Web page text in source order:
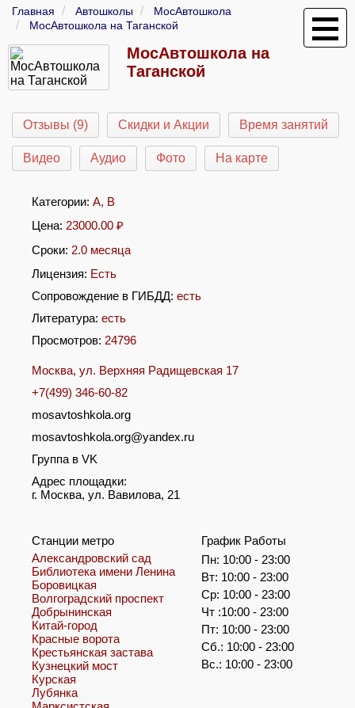
Главная Автошколы
МосАвтошкола
МосАвтошкола на Таганской
МосАвтошкола на
Таганской
Отзывы (9) Скидки и Акции Время занятий
Видео Аудио Фото На карте
Категории: A, B
Цена: 23000.00 ₽
Сроки: 2.0 месяца
Лицензия: Есть
Сопровождение в ГИБДД: есть
Литература: есть
Просмотров: 24796
Москва, ул. Верхняя Радищевская 17
+7(499) 346-60-82
mosavtoshkola.org
mosavtoshkola.org@yandex.ru
Группа в VK
Адрес площадки:
г. Москва, ул. Вавилова, 21
Станции метро
Александровский сад
Библиотека имени Ленина
Боровицкая
Волгоградский проспект
Добрынинская
Китай-город
Красные ворота
Крестьянская застава
Кузнецкий мост
Курская
Лубянка
График Работы
Пн: 10:00 - 23:00
Вт: 10:00 - 23:00
Ср: 10:00 - 23:00
Чт :10:00 - 23:00
Пт: 10:00 - 23:00
Сб.: 10:00 - 23:00
Вс.: 10:00 - 23:00